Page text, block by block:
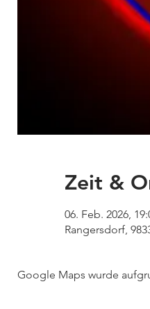
Zeit &
06. Feb. 2026,
Rangersdorf,
Google Maps wurde